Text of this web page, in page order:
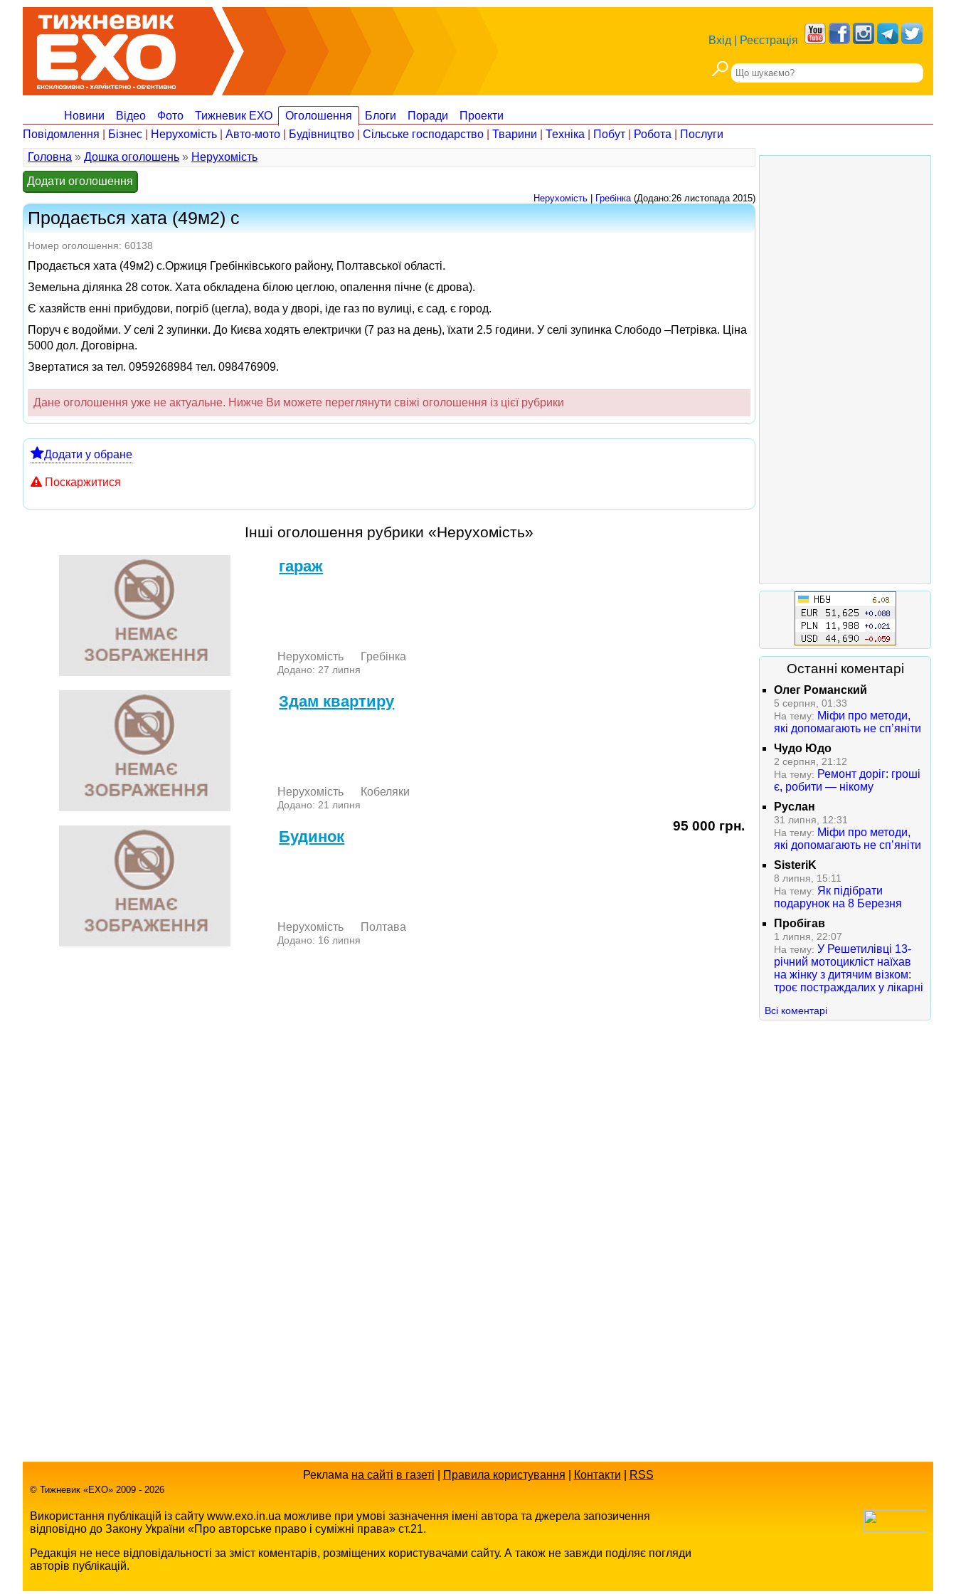
Вхід Реєстрація
Новини Відео Фото Тижневик ЕХО Оголошення Блоги Поради
Проекти
Повідомлення
Бізнес Нерухомість Авто-мото Будівництво Сільське господарство Тварини Техніка Побут Робота
Послуги
Головна » Дошка оголошень » Нерухомість
Додати оголошення
Нерухомість Гребінка(Додано:26 листопада 2015)
Продається хата (49м2) с
Номер оголошення: 60138
Продається хата (49м2) с.Оржиця Гребінківського району, Полтавської області.
Земельна ділянка 28 соток. Хата обкладена білою цеглою, опалення пічне (є дрова).
Є хазяйств енні прибудови, погріб (цегла), вода у дворі, іде газ по вулиці, є сад. є город.
Поруч є водойми. У селі 2 зупинки. До Києва ходять електрички (7 раз на день), їхати 2.5 години. У селі зупинка Слободо –Петрівка. Ціна
5000 дол. Договірна.
Звертатися за тел. 0959268984 тел. 098476909.
Дане оголошення уже не актуальне. Нижче Ви можете переглянути свіжі оголошення із цієї рубрики
Додати у обране
Поскаржитися
Інші оголошення рубрики «Нерухомість»
гараж
Нерухомість Гребінка
Додано: 27 липня
Здам квартиру
Нерухомість Кобеляки
Додано: 21 липня
Будинок
Нерухомість Полтава
Додано: 16 липня
95 000 грн.
Останні коментарі
Олег Романский
5 серпня, 01:33
На тему: Міфи про методи,
які допомагають не сп’яніти
Чудо Юдо
2 серпня, 21:12
На тему: Ремонт доріг: гроші
є, робити — нікому
Руслан
31 липня, 12:31
На тему: Міфи про методи,
які допомагають не сп’яніти
SisteriK
8 липня, 15:11
На тему: Як підібрати
подарунок на 8 Березня
Пробігав
1 липня, 22:07
На тему: У Решетилівці 13-
річний мотоцикліст наїхав
на жінку з дитячим візком:
троє постраждалих у лікарні
Всі коментарі
Реклама на сайті в газеті Правила користування Контакти RSS
© Тижневик «EХO» 2009 - 2026
Використання публікацій із сайту www.exo.in.ua можливе при умові зазначення імені автора та джерела запозичення
відповідно до Закону України «Про авторське право і суміжні права» ст.21.
Редакція не несе відповідальності за зміст коментарів, розміщених користувачами сайту. А також не завжди поділяє погляди
авторів публікацій.